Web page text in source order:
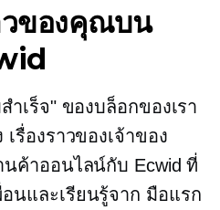
วของคุณบน
ำเร็จ" ของบล็อกของเรา
เรื่องราวของเจ้าของ
ค้าออนไลน์กับ Ecwid ที่
นและเรียนรู้จาก มือแรก